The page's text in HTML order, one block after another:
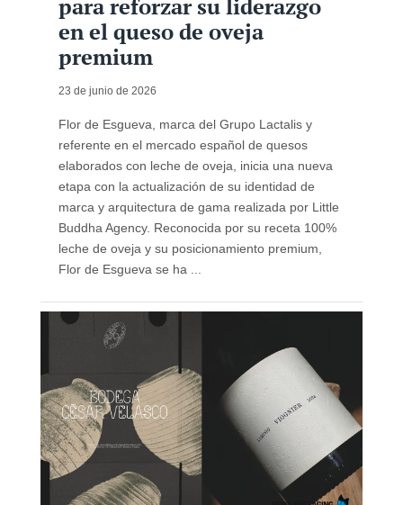
para reforzar su liderazgo
en el queso de oveja
premium
23 de junio de 2026
Flor de Esgueva, marca del Grupo Lactalis y
referente en el mercado español de quesos
elaborados con leche de oveja, inicia una nueva
etapa con la actualización de su identidad de
marca y arquitectura de gama realizada por Little
Buddha Agency. Reconocida por su receta 100%
leche de oveja y su posicionamiento premium,
Flor de Esgueva se ha ...